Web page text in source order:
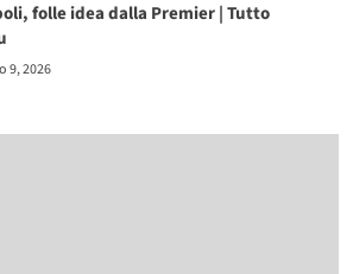
folle idea dalla Premier | Tutto
9, 2026